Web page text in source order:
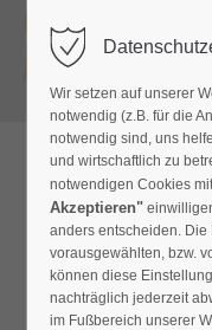
Zurück
zur
Satin-
VS-Chrome
Wir setzen auf unserer
notwendig (z.B. für die
notwendig sind, uns
und wirtschaftlich zu
notwendigen Cookies
Akzeptieren"
anders entscheiden.
vorausgewählten, bzw.
können diese
nachträglich jederzeit
im Fußbereich unserer